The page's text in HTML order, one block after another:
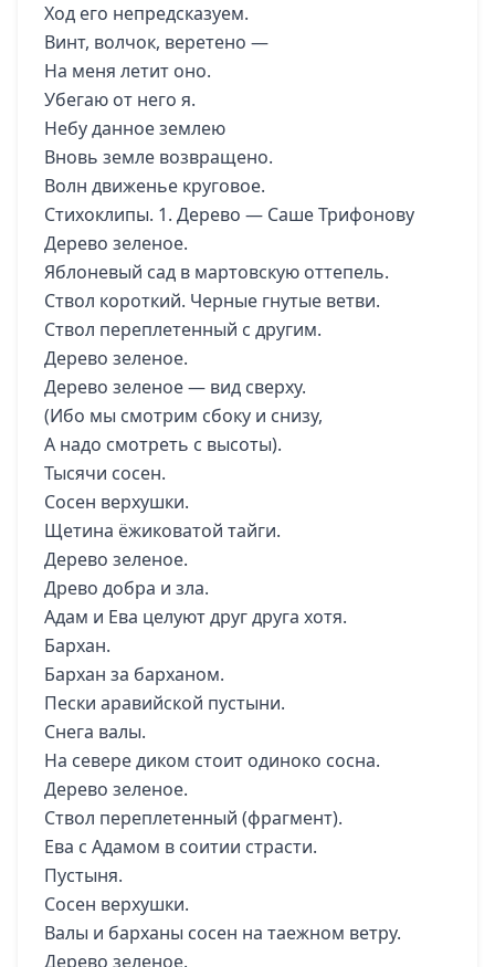
Ход его непредсказуем.
Винт, волчок, веретено —
На меня летит оно.
Убегаю от него я.
Небу данное землею
Вновь земле возвращено.
Волн движенье круговое.
Стихоклипы. 1. Дерево — Саше Трифонову
Дерево зеленое.
Яблоневый сад в мартовскую оттепель.
Ствол короткий. Черные гнутые ветви.
Ствол переплетенный с другим.
Дерево зеленое.
Дерево зеленое — вид сверху.
(Ибо мы смотрим сбоку и снизу,
А надо смотреть с высоты).
Тысячи сосен.
Сосен верхушки.
Щетина ёжиковатой тайги.
Дерево зеленое.
Древо добра и зла.
Адам и Ева целуют друг друга хотя.
Бархан.
Бархан за барханом.
Пески аравийской пустыни.
Снега валы.
На севере диком стоит одиноко сосна.
Дерево зеленое.
Ствол переплетенный (фрагмент).
Ева с Адамом в соитии страсти.
Пустыня.
Сосен верхушки.
Валы и барханы сосен на таежном ветру.
Дерево зеленое.